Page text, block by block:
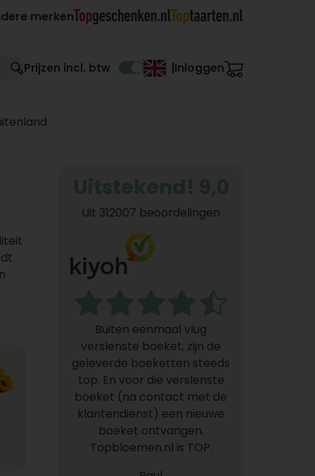
merken
Prijzen incl. btw Inloggen
Uit 312007 beoordelingen
Buiten eenmaal vlug
verslenste boeket, zijn de
geleverde boeketten steeds
top. En voor die verslenste
boeket (na contact met de
klantendienst) een nieuwe
boeket ontvangen.
Topbloemen.nl is TOP.